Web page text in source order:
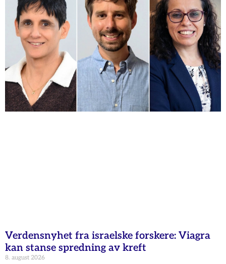
Verdensnyhet fra israelske forskere: Viagra
kan stanse spredning av kreft
8. august 2026